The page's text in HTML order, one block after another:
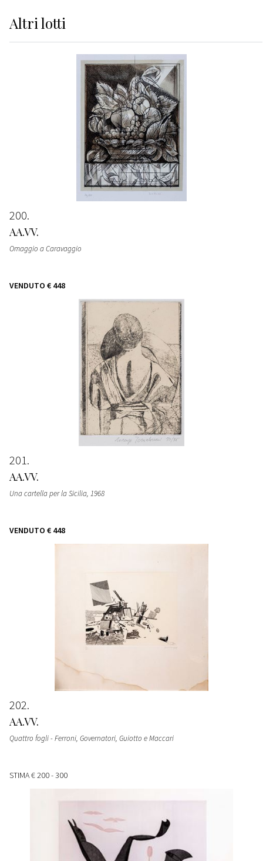
Altrilotti
200
AA.VV.
Omaggio a Caravaggio
VENDUTO € 448
201
AA.VV.
Una cartella per la Sicilia, 1968
VENDUTO € 448
202
AA.VV.
Quattro fogli - Ferroni, Governatori, Guiotto e Maccari
STIMA€ 200 - 300